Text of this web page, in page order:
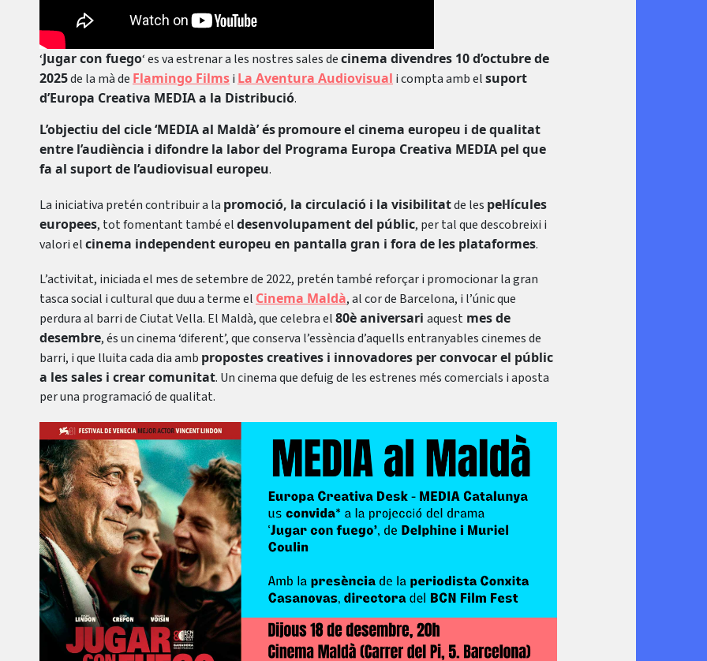
‘Jugar con fuego‘ es va estrenar a les nostres sales decinema divendres 10 d’octubre de
2025de la mà de Flamingo Filmsi La Aventura Audiovisual i compta amb elsuport
d’Europa Creativa MEDIA a la Distribució.
L’objectiu del cicle ‘MEDIA al Maldà’ éspromoure el cinema europeu i de qualitat
entre l’audiència i difondre la labor del Programa Europa Creativa MEDIA pel que
fa al suport de l’audiovisual europeu.
La iniciativa pretén contribuir a la promoció, la circulació i la visibilitatde les pel·lícules
europees, tot fomentant també eldesenvolupament del públic, per tal que descobreixi i
valori elcinema independent europeu en pantalla gran i fora de les plataformes.
L’activitat, iniciada el mes de setembre de 2022, pretén també reforçar i promocionar la gran
tasca social i cultural que duu a terme el Cinema Maldà, al cor de Barcelona, i l’únic que
perdura al barri de Ciutat Vella. El Maldà, que celebra el80è aniversari aquest mes de
desembre, és un cinema ‘diferent’, que conserva l’essència d’aquells entranyables cinemes de
barri, i que lluita cada dia amb propostes creatives i innovadores per convocar el públic
a les sales i crear comunitat. Un cinema que defuig de les estrenes més comercials i aposta
per una programació de qualitat.